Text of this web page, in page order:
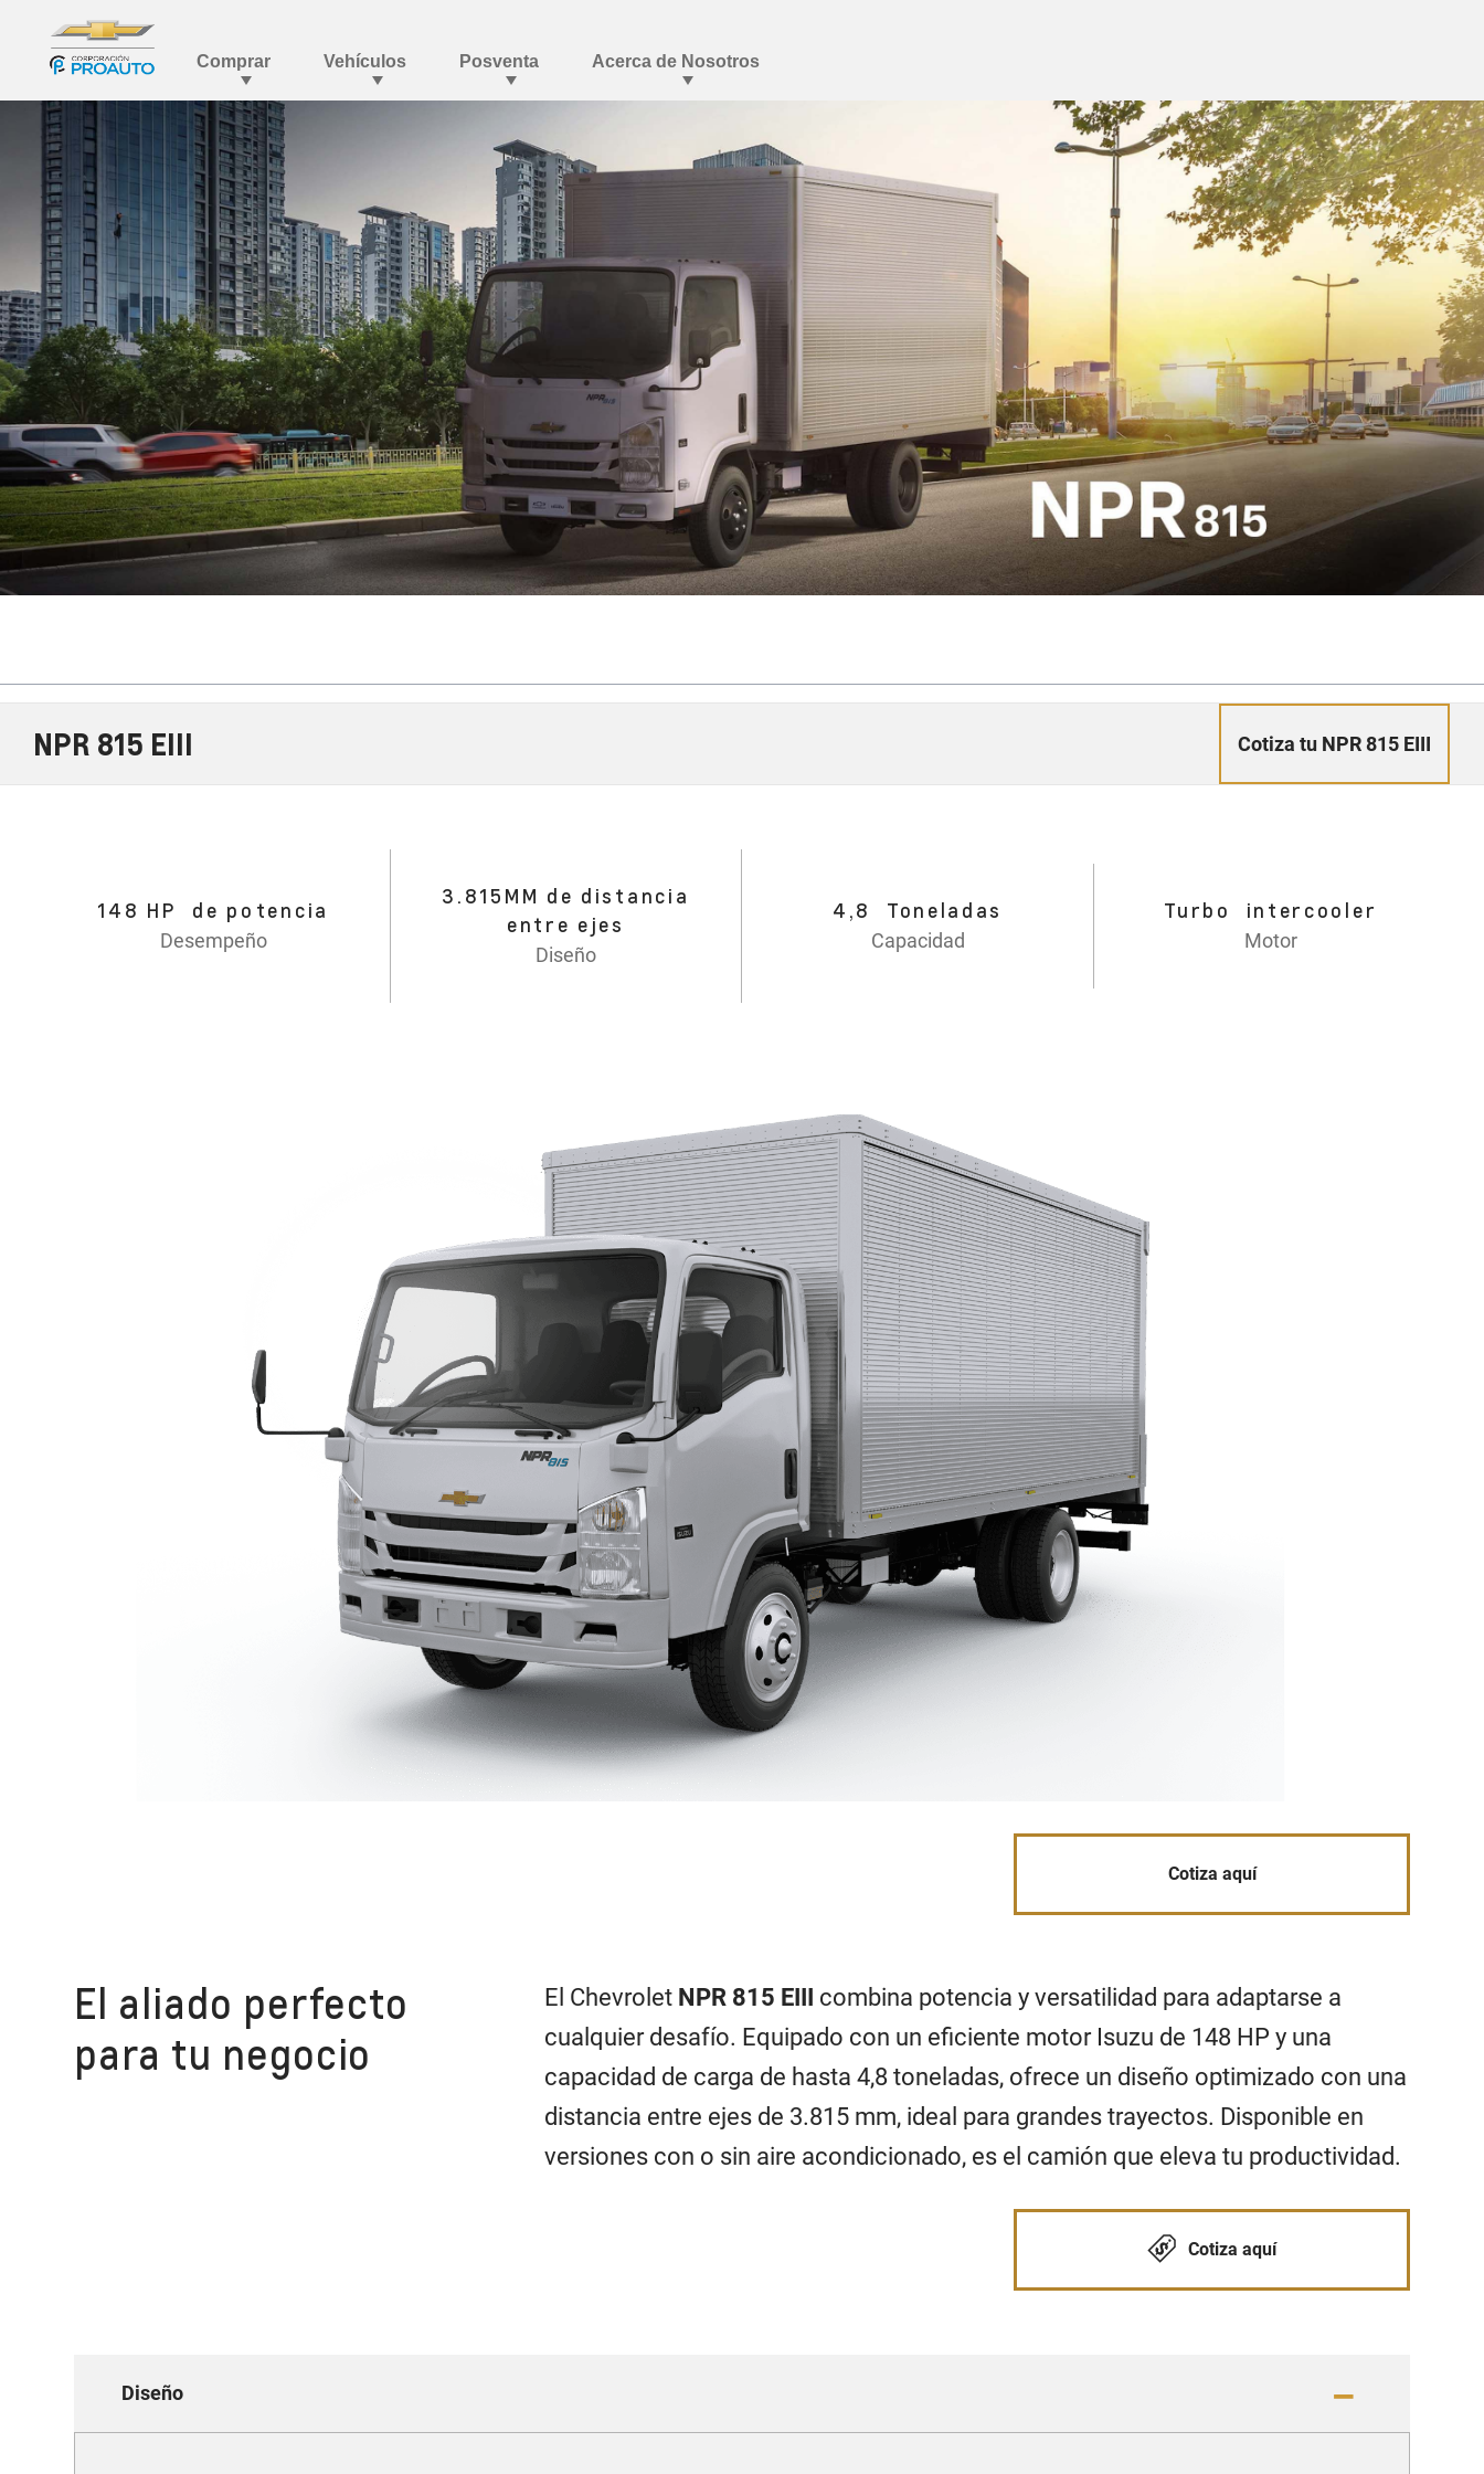
NPR 815 EIII Cotiza tu NPR 815 EIII
148 HP de potencia
Desempeño
3.815MM de distancia
entre ejes
Diseño
4,8 Toneladas
Capacidad
Turbo intercooler
Motor
Cotiza aquí
El aliado perfecto
para tu negocio
El Chevrolet NPR 815 EIII
combina potencia y versatilidad para adaptarse a
cualquier desafío. Equipado con un eficiente motor Isuzu de 148 HP y una
capacidad de carga de hasta 4,8 toneladas, ofrece un diseño optimizado con una
distancia entre ejes de 3.815 mm, ideal para grandes trayectos. Disponible en
versiones con o sin aire acondicionado, es el camión que eleva tu productividad.
Cotiza aquí
Diseño